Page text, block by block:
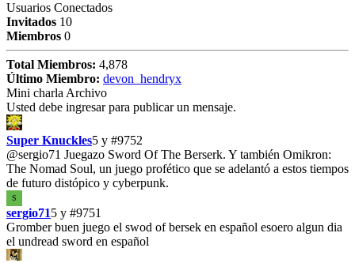
Usuarios Conectados
Invitados 10
Miembros 0
Total Miembros: 4,878
Último Miembro: devon_hendryx
Mini charla Archivo
Usted debe ingresar para publicar un mensaje.
Super Knuckles5 y #9752
@sergio71 Juegazo Sword Of The Berserk. Y también Omikron:
The Nomad Soul, un juego profético que se adelantó a estos tiempos
de futuro distópico y cyberpunk.
S
sergio715 y #9751
Gromber buen juego el swod of bersek en español esoero algun dia
el undread sword en español